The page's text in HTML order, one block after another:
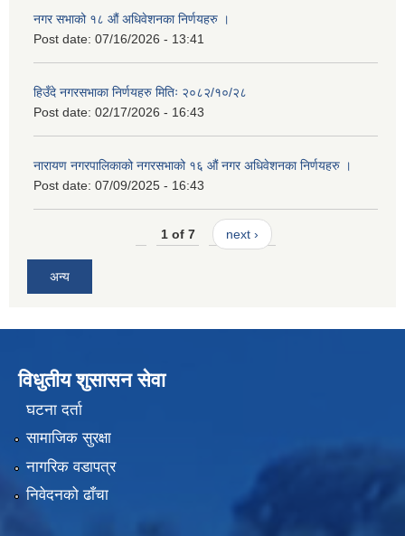
नगर सभाको १८ औं अधिवेशनका निर्णयहरु ।
Post date: 07/16/2026 - 13:41
हिउँदे नगरसभाका निर्णयहरु मितिः २०८२/१०/२८
Post date: 02/17/2026 - 16:43
नारायण नगरपालिकाको नगरसभाको १६ औं नगर अधिवेशनका निर्णयहरु ।
Post date: 07/09/2025 - 16:43
1 of 7 next ›
अन्य
विधुतीय शुसासन सेवा
घटना दर्ता
सामाजिक सुरक्षा
नागरिक वडापत्र
निवेदनको ढाँचा